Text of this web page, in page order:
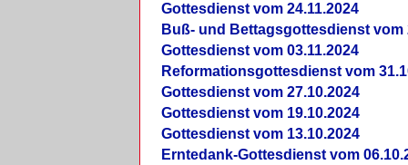
Gottesdienst vom 24.11.2024
Buß- und Bettagsgottesdienst vom
Gottesdienst vom 03.11.2024
Reformationsgottesdienst vom
Gottesdienst vom 27.10.2024
Gottesdienst vom 19.10.2024
Gottesdienst vom 13.10.2024
Erntedank-Gottesdienst vom